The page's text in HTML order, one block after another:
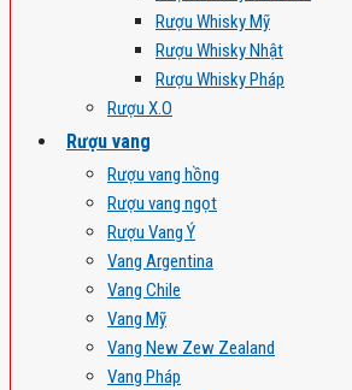
Rượu Whisky Mỹ
Rượu Whisky Nhật
Rượu Whisky Pháp
Rượu X.O
Rượu vang
Rượu vang hồng
Rượu vang ngọt
Rượu Vang Ý
Vang Argentina
Vang Chile
Vang Mỹ
Vang New Zew Zealand
Vang Pháp